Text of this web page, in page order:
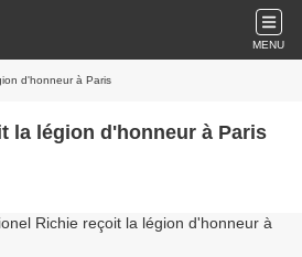
MENU
d'honneur à Paris
la légion d'honneur à Paris